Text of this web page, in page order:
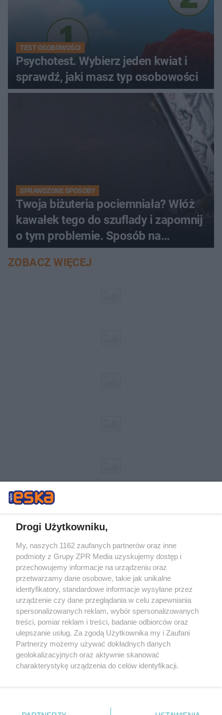
TEST OSOBOWOŚCI
Psychotest. Wybierz jeden kwiat i
sprawdź, jaki masz typ osobowości
SPRAWDZONE SPOSOBY
Twoja biżuteria pociemniała? Włóż
kawałek tego do szuflady i zapomnij
o tym problemie. Sposób na
pociemniałą biżuterię
ZOBACZ WIĘCEJ
Żaden utwór zamieszczony w serwisie nie może być powielany i
rozpowszechniany lub dalej rozpowszechniany w jakikolwiek sposób (w
tym także elektroniczny lub mechaniczny) na jakimkolwiek polu
eksploatacji w jakiejkolwiek formie, włącznie z umieszczaniem w
Internecie bez pisemnej zgody właściciela praw. Jakiekolwiek użycie lub
wykorzystanie utworów w całości lub w części z naruszeniem prawa,
tzn. bez właściwej zgody, jest zabronione pod groźbą kary i może być
ścigane prawnie.
Drogi Użytkowniku,
My, naszych 1162 zaufanych partnerów oraz inne
podmioty z Grupy ZPR Media uzyskujemy dostęp i
przechowujemy informacje na urządzeniu oraz
przetwarzamy dane osobowe, takie jak unikalne
identyfikatory, standardowe informacje wysyłane przez
urządzenie czy dane przeglądania w celu zapewniania
spersonalizowanych reklam, wybór spersonalizowanych
treści, pomiar reklam i treści, badanie odbiorców oraz
ulepszanie usług. Za zgodą Użytkownika my i Zaufani
Partnerzy możemy używać dokładnych danych
geolokalizacyjnych oraz aktywnie skanować
charakterystykę urządzenia do celów identyfikacji.
zmienić/wycofać klikając przycisk ustawień prywatności